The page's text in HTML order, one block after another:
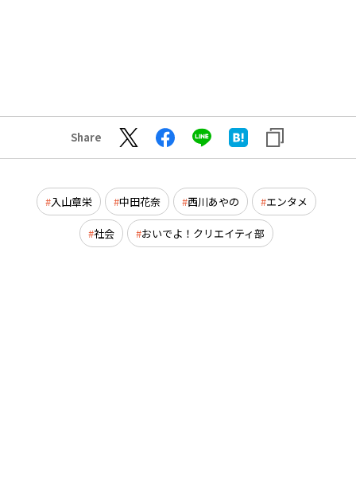
Share
入山章栄 中田花奈 西川あやの エンタメ
社会 おいでよ！クリエイティ部